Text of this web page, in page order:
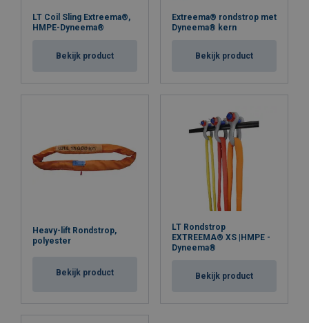
LT Coil Sling Extreema®,
HMPE-Dyneema®
Bekijk product
Extreema® rondstrop met
Dyneema® kern
Bekijk product
Heavy-lift Rondstrop,
polyester
Bekijk product
LT Rondstrop
EXTREEMA® XS |HMPE -
Dyneema®
Bekijk product